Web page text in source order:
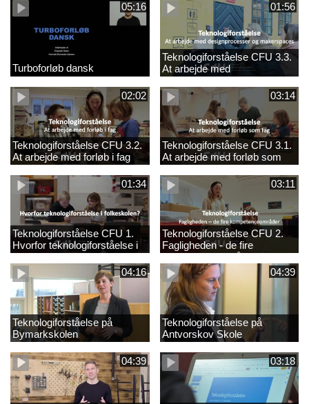
05:16
Turboforløb dansk
01:56
Teknologiforståelse CFU 3.3.
At arbejde med
designprocesser og
makerspaces
02:02
Teknologiforståelse CFU 3.2.
At arbejde med forløb i fag
03:14
Teknologiforståelse CFU 3.1.
At arbejde med forløb som
fag
01:34
Teknologiforståelse CFU 1.
Hvorfor teknologiforståelse i
folkeskolen?
03:11
Teknologiforståelse CFU 2.
Fagligheden - de fire
kompetenceområder
04:16
Teknologiforståelse på
Bymarkskolen
04:39
Teknologiforståelse på
Antvorskov Skole
04:39 03:18